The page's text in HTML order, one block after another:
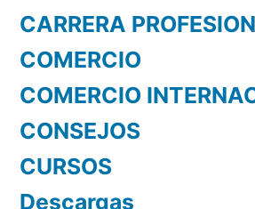
CARRERA
COMERCIO
COMERCIO
CONSEJOS
CURSOS
Descargas